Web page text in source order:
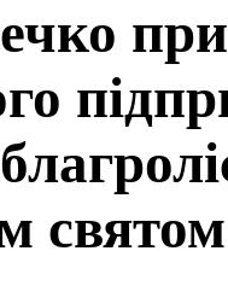
святом